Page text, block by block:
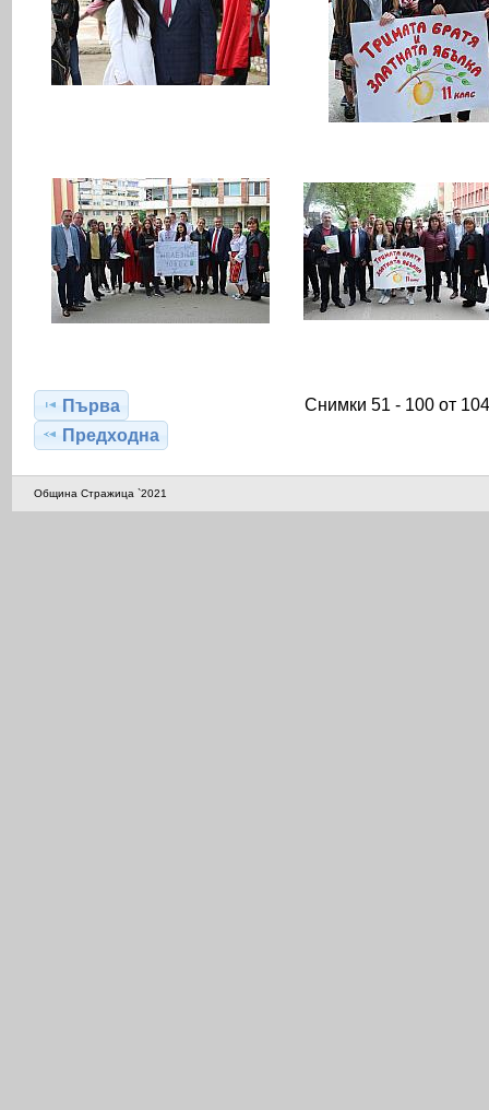
Първа
Предходна
Снимки 51 - 100 от 104
Община Стражица `2021